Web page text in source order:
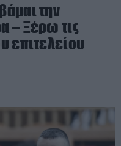
την
– Ξέρω τις
επιτελείου